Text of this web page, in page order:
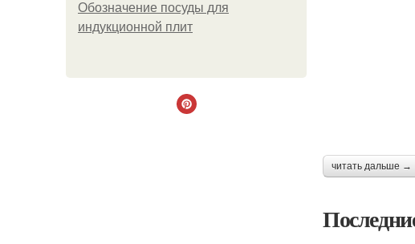
Обозначение посуды для
индукционной плит
читать дальше →